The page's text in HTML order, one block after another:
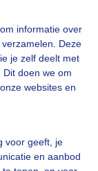
informatie over
Deze
je zelf deelt met
doen we om
websites en
voor geeft, je
en aanbod